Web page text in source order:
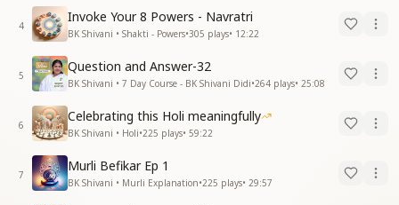
4
Invoke Your 8 Powers - Navratri
BK Shivani • Shakti - Powers•305 plays• 12:22
5
Question and Answer-32
BK Shivani • 7 Day Course - BK Shivani Didi•264 plays• 25:08
6
Celebrating this Holi meaningfully
BK Shivani • Holi•225 plays• 59:22
7
Murli Befikar Ep 1
BK Shivani • Murli Explanation•225 plays• 29:57